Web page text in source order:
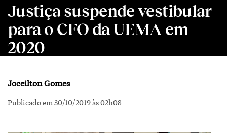
Justiça suspende vestibular
para o CFO da UEMA em
2020
Joceilton Gomes
Publicado em 30/10/2019 às 02h08